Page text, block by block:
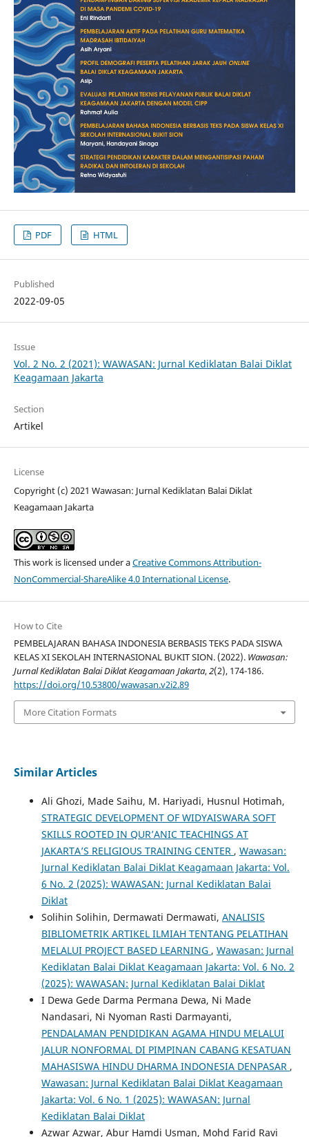
PDF HTML
Published
2022-09-05
Issue
Vol. 2 No. 2 (2021): WAWASAN: Jurnal Kediklatan Balai Diklat
Keagamaan Jakarta
Section
Artikel
License
Copyright (c) 2021 Wawasan: Jurnal Kediklatan Balai Diklat
Keagamaan Jakarta
This work is licensed under aCreative Commons Attribution-
NonCommercial-ShareAlike 4.0 International License.
How to Cite
PEMBELAJARAN BAHASA INDONESIA BERBASIS TEKS PADA SISWA
KELAS XI SEKOLAH INTERNASIONAL BUKIT SION. (2022). Wawasan:
Jurnal Kediklatan Balai Diklat Keagamaan Jakarta,2(2), 174-186.
https://doi.org/10.53800/wawasan.v2i2.89
More Citation Formats
Similar Articles
Ali Ghozi, Made Saihu, M. Hariyadi, Husnul Hotimah,
STRATEGIC DEVELOPMENT OF WIDYAISWARA SOFT
SKILLS ROOTED IN QUR’ANIC TEACHINGS AT
JAKARTA’S RELIGIOUS TRAINING CENTER , Wawasan:
Jurnal Kediklatan Balai Diklat Keagamaan Jakarta: Vol.
6 No. 2 (2025): WAWASAN: Jurnal Kediklatan Balai
Diklat
Solihin Solihin, Dermawati Dermawati, ANALISIS
BIBLIOMETRIK ARTIKEL ILMIAH TENTANG PELATIHAN
MELALUI PROJECT BASED LEARNING , Wawasan: Jurnal
Kediklatan Balai Diklat Keagamaan Jakarta: Vol. 6 No. 2
(2025): WAWASAN: Jurnal Kediklatan Balai Diklat
I Dewa Gede Darma Permana Dewa, Ni Made
Nandasari, Ni Nyoman Rasti Darmayanti,
PENDALAMAN PENDIDIKAN AGAMA HINDU MELALUI
JALUR NONFORMAL DI PIMPINAN CABANG KESATUAN
MAHASISWA HINDU DHARMA INDONESIA DENPASAR ,
Wawasan: Jurnal Kediklatan Balai Diklat Keagamaan
Jakarta: Vol. 6 No. 1 (2025): WAWASAN: Jurnal
Kediklatan Balai Diklat
Azwar Azwar, Abur Hamdi Usman, Mohd Farid Ravi